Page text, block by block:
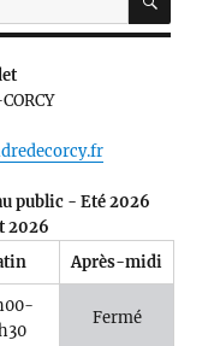
public - Eté 2026
2026
Après-midi
Fermé